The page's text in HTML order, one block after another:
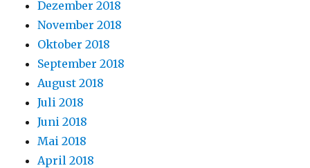
Dezember 2018
November 2018
Oktober 2018
September 2018
August 2018
Juli 2018
Juni 2018
Mai 2018
April 2018